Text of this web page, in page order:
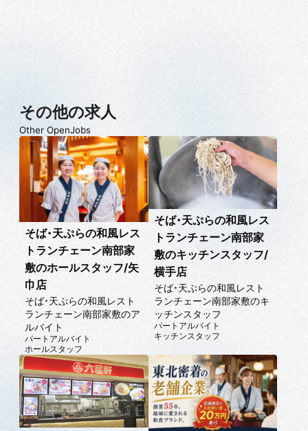
その他の求人
Other OpenJobs
そば・天ぷらの和風レス
トランチェーン南部家
敷のホールスタッフ/矢
巾店
そば・天ぷらの和風レスト
ランチェーン南部家敷のア
ルバイト
パートアルバイト
ホールスタッフ
そば・天ぷらの和風レス
トランチェーン南部家
敷のキッチンスタッフ/
横手店
そば・天ぷらの和風レスト
ランチェーン南部家敷のキ
ッチンスタッフ
パートアルバイト
キッチンスタッフ